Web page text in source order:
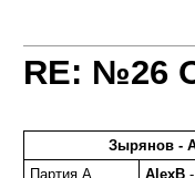
RE: №26
Зырянов -
Партия A
AlexB